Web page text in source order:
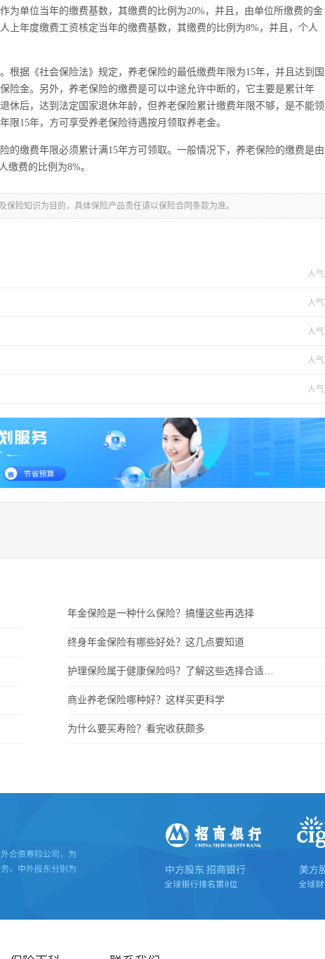
为单位当年的缴费基数，其缴费的比例为20%，并且，由单位所缴费的金
上年度缴费工资核定当年的缴费基数，其缴费的比例为8%，并且，个人
根据《社会保险法》规定，养老保险的最低缴费年限为15年，并且达到国
险金。另外，养老保险的缴费是可以中途允许中断的，它主要是累计年
休后，达到法定国家退休年龄，但养老保险累计缴费年限不够，是不能领
限15年，方可享受养老保险待遇按月领取养老金。
的缴费年限必须累计满15年方可领取。一般情况下，养老保险的缴费是由
缴费的比例为8%。
保险知识为目的，具体保险产品责任请以保险合同条款为准。
人气
人气
人气
人气
人气
年金保险是一种什么保险？搞懂这些再选择
终身年金保险有哪些好处？这几点要知道
护理保险属于健康保险吗？了解这些选择合适的保险
商业养老保险哪种好？这样买更科学
为什么要买寿险？看完收获颇多